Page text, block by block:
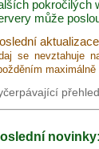
pokročilých
může
se nevztahuje
maximálně
novinky: